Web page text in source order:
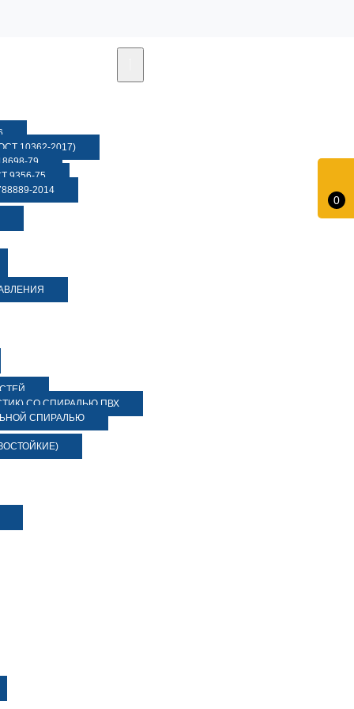
0
10362-2017)
79
9356-75
2014
СО СПИРАЛЬЮ ПВХ
СПИРАЛЬЮ